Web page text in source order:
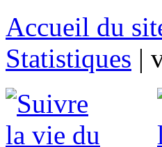
Accueil du
Statistiques |